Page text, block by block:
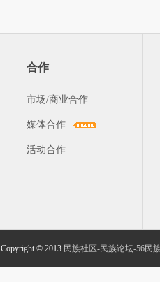
合作
市场/商业合作
媒体合作
活动合作
Copyright © 2013 民族社区-民族论坛-56民